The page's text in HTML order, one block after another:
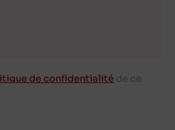
de confidentialité de ce